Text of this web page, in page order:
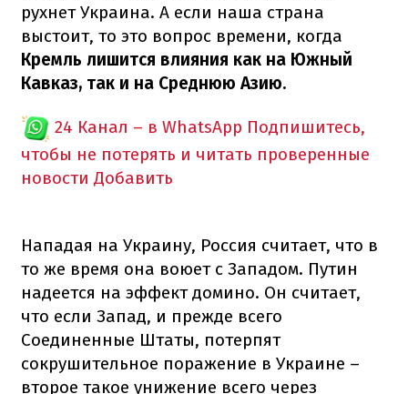
рухнет Украина. А если наша страна
выстоит, то это вопрос времени, когда
Кремль лишится влияния как на Южный
Кавказ, так и на Среднюю Азию.
24 Канал – в WhatsApp Подпишитесь,
чтобы не потерять и читать проверенные
новости Добавить
Нападая на Украину, Россия считает, что в
то же время она воюет с Западом. Путин
надеется на эффект домино. Он считает,
что если Запад, и прежде всего
Соединенные Штаты, потерпят
сокрушительное поражение в Украине –
второе такое унижение всего через